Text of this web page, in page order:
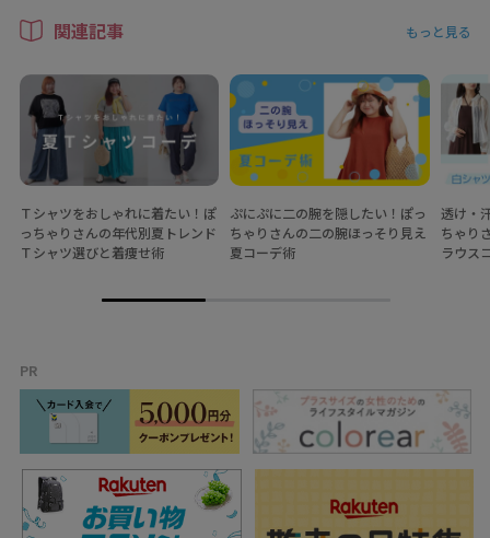
関連記事 もっと見る
Ｔシャツをおしゃれに着たい！ぽ
っちゃりさんの年代別夏トレンド
Ｔシャツ選びと着痩せ術
ぷにぷに二の腕を隠したい！ぽっ
ちゃりさんの二の腕ほっそり見え
夏コーデ術
透け・
ちゃり
ラウス
PR